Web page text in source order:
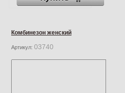
Комбинезон женский
Артикул: 03740